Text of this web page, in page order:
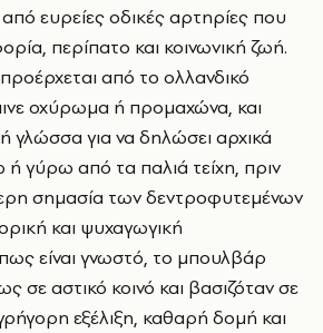
ευρείες οδικές αρτηρίες που
περίπατο και κοινωνική ζωή.
από το ολλανδικό
οχύρωμα ή προμαχώνα, και
γλώσσα για να δηλώσει αρχικά
γύρω από τα παλιά τείχη, πριν
σημασία των δεντροφυτεμένων
και ψυχαγωγική
είναι γνωστό, το μπουλβάρ
σε αστικό κοινό και βασιζόταν σε
εξέλιξη, καθαρή δομή και